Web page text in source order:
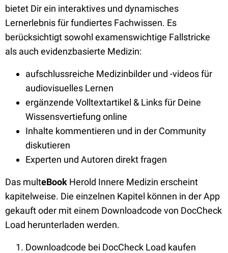
bietet Dir ein interaktives und dynamisches
Lernerlebnis für fundiertes Fachwissen. Es
berücksichtigt sowohl examenswichtige Fallstricke
als auch evidenzbasierte Medizin:
aufschlussreiche Medizinbilder und -videos für
audiovisuelles Lernen
ergänzende Volltextartikel & Links für Deine
Wissensvertiefung online
Inhalte kommentieren und in der Community
diskutieren
Experten und Autoren direkt fragen
Das multeBook Herold Innere Medizin erscheint
kapitelweise. Die einzelnen Kapitel können in der App
gekauft oder mit einem Downloadcode von DocCheck
Load herunterladen werden.
Downloadcode bei DocCheck Load kaufen